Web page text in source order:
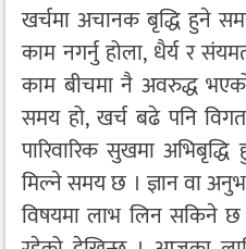
खर्चमा अचानक बृद्धि हुने
काम नगर्नु होला, धैर्य र
काम बीचमा नै अवरुद्ध
समय हो, खर्च बढे पनि
पारिवारिक सुखमा अभिबृद्धि
मिल्ने समय छ । ज्ञान वा
विषयमा लाभ लिन सकिने